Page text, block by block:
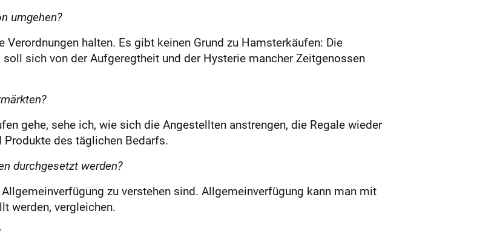
umgehen?
halten. Es gibt keinen Grund zu Hamsterkäufen: Die
sich von der Aufgeregtheit und der Hysterie mancher Zeitgenossen
gehe, sehe ich, wie sich die Angestellten anstrengen, die Regale wieder
des täglichen Bedarfs.
durchgesetzt werden?
zu verstehen sind. Allgemeinverfügung kann man mit
werden, vergleichen.